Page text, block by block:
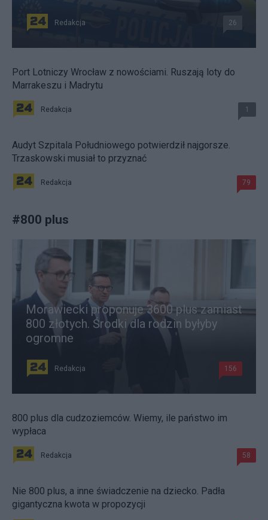
Redakcja 26
Port Lotniczy Wrocław z nowościami. Ruszają loty do
Marrakeszu i Madrytu
Redakcja 1
Audyt Szpitala Południowego potwierdził najgorsze.
Trzaskowski musiał to przyznać
Redakcja 79
#800 plus
Morawiecki proponuje 3600 plus zamiast
800 złotych. Środki dla rodzin byłyby
ogromne
Redakcja 156
800 plus dla cudzoziemców. Wiemy, ile państwo im
wypłaca
Redakcja 58
Nie 800 plus, a inne świadczenie na dziecko. Padła
gigantyczna kwota w propozycji